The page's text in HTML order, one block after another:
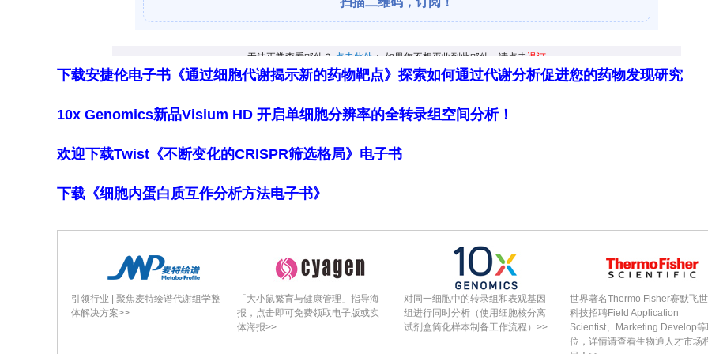
0.001)，HR为2.28(95% CI: 2.05–2.54, P < 0.001)，青少年亚组风险增高趋势与总体一致
甚至略高。
Patients 19 to 24 Years Old
确诊心脏节律异常。吸电子烟者odds高89%(OR: 1.89, 95% CI: 1.79–2.00, P < 0.001)，
失常风险。
Sensitivity Analyses
将心脏节律异常定义限定为ICD?10 I49(其他心脏心律失常)后，吸电子烟者OR为1.59(95%
CI: 1.43–1.75, P < 0.001)，HR为1.75(95% CI: 1.58–1.94, P < 0.001)；11–18岁亚组
OR 1.78(95% CI: 1.43–2.21)、HR 2.08(95% CI: 1.68–2.59)；19–24岁亚组OR
1.73(95% CI: 1.54–1.94)、HR 1.85(95% CI: 1.65–2.08)，各项敏感性分析结果方向一
下载安捷伦电子书《通过细胞代谢揭示新的药物靶点》探索如何通过代谢分析促进您的药物发现研究
10x Genomics新品Visium HD 开启单细胞分辨率的全转录组空间分析！
欢迎下载Twist《不断变化的CRISPR筛选格局》电子书
下载《细胞内蛋白质互作分析方法电子书》
引领行业 | 聚焦麦特绘谱代谢组学整
体解决方案>>
「大小鼠繁育与健康管理」指导海
报，点击即可免费领取电子版或实
体海报>>
对同一细胞中的转录组和表观基因
组进行同时分析（使用细胞核分离
试剂盒简化样本制备工作流程）>>
世界著名Thermo Fisher赛默飞
科技招聘Field Application
Scientist、Marketing Develop等
位，详情请查看生物通人才市场